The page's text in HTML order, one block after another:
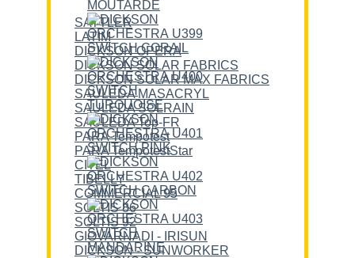
SATTLER
LATIM
DICKSON OPERA
DICKSON SOLAR FABRICS
DICKSON SOLAR MAX FABRICS
SAULEDA MASACRYL
SAULEDA SOLRAIN
SAULEDA Top-FR
PARA Tempotest
PARA TempotestStar
CITEL
TIBELLY
COMMERCIAL 95
SOLTIS 86
SOLTIS 92
GIOVARNADI - IRISUN
DICKSON - SUNWORKER